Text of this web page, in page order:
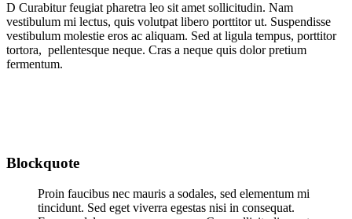
D Curabitur feugiat pharetra leo sit amet sollicitudin. Nam
vestibulum mi lectus, quis volutpat libero porttitor ut. Suspendisse
vestibulum molestie eros ac aliquam. Sed at ligula tempus, porttitor
tortora, pellentesque neque. Cras a neque quis dolor pretium
fermentum.
Blockquote
Proin faucibus nec mauris a sodales, sed elementum mi
tincidunt. Sed eget viverra egestas nisi in consequat.